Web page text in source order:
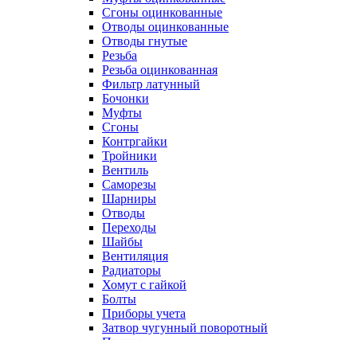
Сгоны оцинкованные
Отводы оцинкованные
Отводы гнутые
Резьба
Резьба оцинкованная
Фильтр латунный
Бочонки
Муфты
Сгоны
Контргайки
Тройники
Вентиль
Саморезы
Шарниры
Отводы
Переходы
Шайбы
Вентиляция
Радиаторы
Хомут с гайкой
Болты
Приборы учета
Затвор чугунный поворотный